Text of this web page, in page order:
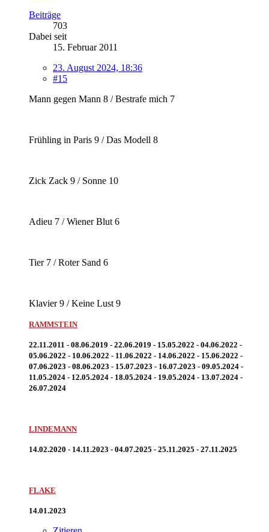
Beiträge
703
Dabei seit
15. Februar 2011
23. August 2024, 18:36
#15
Mann gegen Mann 8 / Bestrafe mich 7
Frühling in Paris 9 / Das Modell 8
Zick Zack 9 / Sonne 10
Adieu 7 / Wiener Blut 6
Tier 7 / Roter Sand 6
Klavier 9 / Keine Lust 9
RAMMSTEIN
22.11.2011 - 08.06.2019 - 22.06.2019 - 15.05.2022 - 04.06.2022 -
05.06.2022 - 10.06.2022 - 11.06.2022 - 14.06.2022 - 15.06.2022 -
07.06.2023 - 08.06.2023 - 15.07.2023 - 16.07.2023 - 09.05.2024 -
11.05.2024 - 12.05.2024 - 18.05.2024 - 19.05.2024 - 13.07.2024 -
26.07.2024
LINDEMANN
14.02.2020 - 14.11.2023 - 04.07.2025 - 25.11.2025 - 27.11.2025
FLAKE
14.01.2023